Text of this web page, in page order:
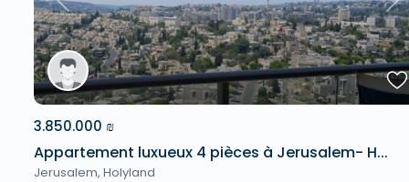
Previous
3.850.000 ₪
Appartement luxueux 4 pièces à Jerusalem- H...
Jerusalem, Holyland